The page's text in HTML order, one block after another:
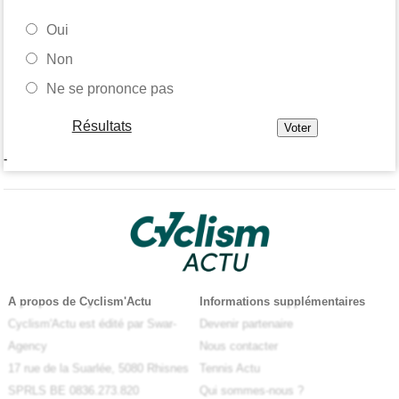
Oui
Non
Ne se prononce pas
Résultats
-
A propos de Cyclism'Actu
Cyclism'Actu est édité par Swar-
Agency
17 rue de la Suarlée, 5080 Rhisnes
SPRLS BE 0836.273.820
Informations supplémentaires
Devenir partenaire
Nous contacter
Tennis Actu
Qui sommes-nous ?